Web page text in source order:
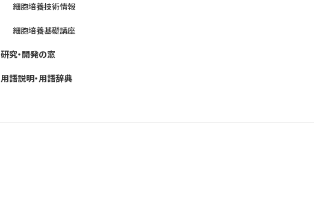
細胞培養技術情報
細胞培養基礎講座
研究・開発の窓
用語説明・用語辞典